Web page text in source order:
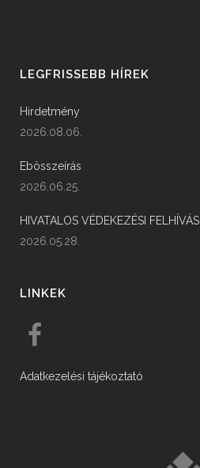
LEGFRISSEBB HÍREK
Hirdetmény
2026.08.06.
Ebösszeírás
2026.06.25.
HIVATALOS VÉDEKEZÉSI FELHÍVÁS
2026.05.28.
LINKEK
Adatkezelési tájékoztató